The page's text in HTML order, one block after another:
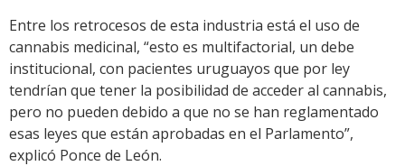
Entre los retrocesos de esta industria está el uso de
cannabis medicinal, “esto es multifactorial, un debe
institucional, con pacientes uruguayos que por ley
tendrían que tener la posibilidad de acceder al cannabis,
pero no pueden debido a que no se han reglamentado
esas leyes que están aprobadas en el Parlamento”,
explicó Ponce de León.